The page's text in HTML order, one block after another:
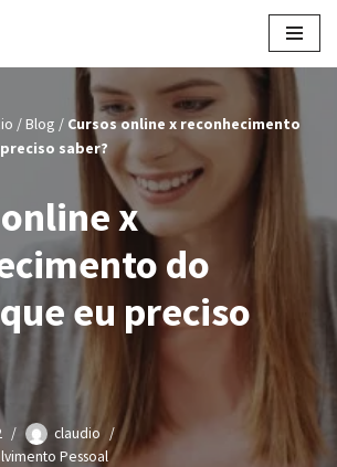
/Blog / Cursos online x reconhecimento
preciso saber?
x
do
eu preciso
claudio
Pessoal